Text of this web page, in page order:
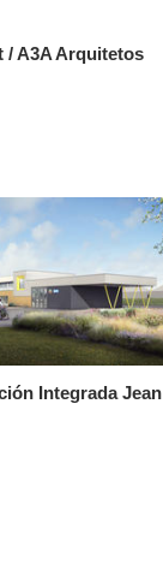
/ A3A Arquitetos
Integrada Jean